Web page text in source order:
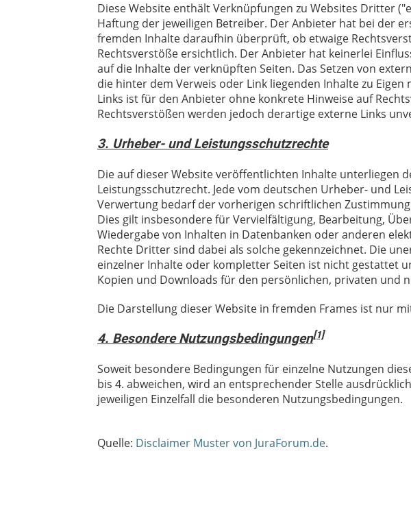
Diese Website enthält Verknüpfungen zu Websites Dritter
Haftung der jeweiligen Betreiber. Der Anbieter hat bei der
fremden Inhalte daraufhin überprüft, ob etwaige
Rechtsverstöße ersichtlich. Der Anbieter hat keinerlei
auf die Inhalte der verknüpften Seiten. Das Setzen von
die hinter dem Verweis oder Link liegenden Inhalte zu
Links ist für den Anbieter ohne konkrete Hinweise auf
Rechtsverstößen werden jedoch derartige externe Links
3. Urheber- und Leistungsschutzrechte
Die auf dieser Website veröffentlichten Inhalte unterliegen
Leistungsschutzrecht. Jede vom deutschen Urheber- und
Verwertung bedarf der vorherigen schriftlichen
Dies gilt insbesondere für Vervielfältigung, Bearbeitung,
Wiedergabe von Inhalten in Datenbanken oder anderen
Rechte Dritter sind dabei als solche gekennzeichnet. Die
einzelner Inhalte oder kompletter Seiten ist nicht gestattet
Kopien und Downloads für den persönlichen, privaten und
Die Darstellung dieser Website in fremden Frames ist nur
4. Besondere Nutzungsbedingungen[1]
Soweit besondere Bedingungen für einzelne Nutzungen
bis 4. abweichen, wird an entsprechender Stelle
jeweiligen Einzelfall die besonderen Nutzungsbedingungen.
Quelle: Disclaimer Muster von JuraForum.de.